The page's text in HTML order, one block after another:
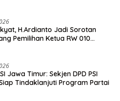
H.Ardianto Jadi Sorotan
Pemilihan Ketua RW 010
Jawa Timur: Sekjen DPD PSI
Tindaklanjuti Program Partai